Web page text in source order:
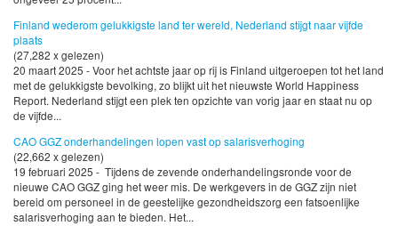
Finland wederom gelukkigste land ter wereld, Nederland stijgt naar vijfde
plaats
(27,282 x gelezen)
20 maart 2025 - Voor het achtste jaar op rij is Finland uitgeroepen tot het land
met de gelukkigste bevolking, zo blijkt uit het nieuwste World Happiness
Report. Nederland stijgt een plek ten opzichte van vorig jaar en staat nu op
de vijfde...
CAO GGZ onderhandelingen lopen vast op salarisverhoging
(22,662 x gelezen)
19 februari 2025 - Tijdens de zevende onderhandelingsronde voor de
nieuwe CAO GGZ ging het weer mis. De werkgevers in de GGZ zijn niet
bereid om personeel in de geestelijke gezondheidszorg een fatsoenlijke
salarisverhoging aan te bieden. Het...